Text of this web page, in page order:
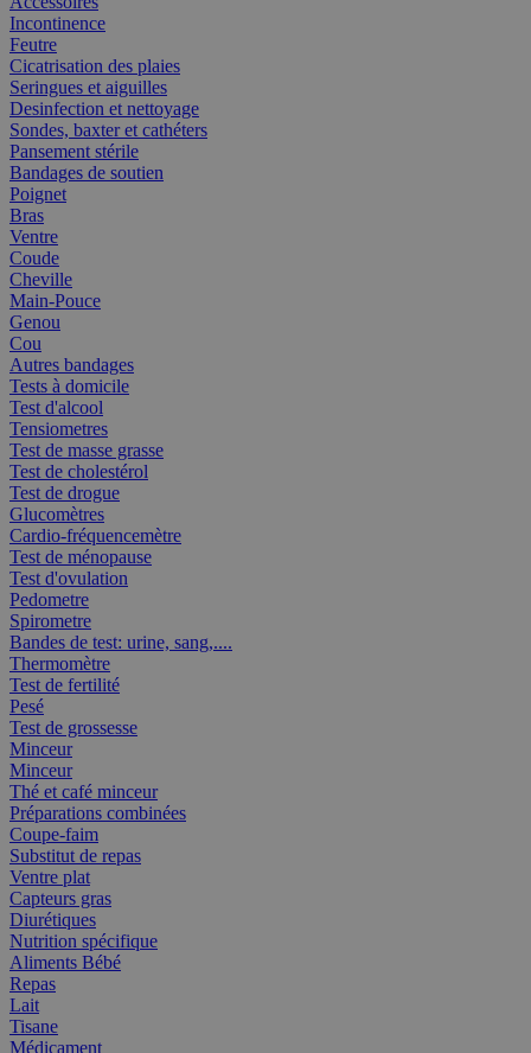
Incontinence
Feutre
Cicatrisation des plaies
Seringues et aiguilles
Desinfection et nettoyage
Sondes, baxter et cathéters
Pansement stérile
Bandages de soutien
Poignet
Bras
Ventre
Coude
Cheville
Main-Pouce
Genou
Cou
Autres bandages
Tests à domicile
Test d'alcool
Tensiometres
Test de masse grasse
Test de cholestérol
Test de drogue
Glucomètres
Cardio-fréquencemètre
Test de ménopause
Test d'ovulation
Pedometre
Spirometre
Bandes de test: urine, sang,....
Thermomètre
Test de fertilité
Pesé
Test de grossesse
Minceur
Minceur
Thé et café minceur
Préparations combinées
Coupe-faim
Substitut de repas
Ventre plat
Capteurs gras
Diurétiques
Nutrition spécifique
Aliments Bébé
Repas
Lait
Tisane
Médicament